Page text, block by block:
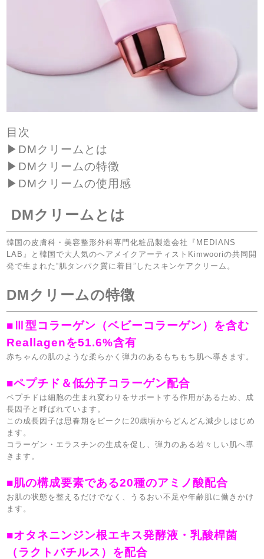
目次
▶︎ DMクリームとは
▶︎ DMクリームの特徴
▶︎ DMクリームの使用感
DMクリームとは
韓国の皮膚科・美容整形外科専門化粧品製造会社『 MEDIANS
LAB 』と韓国で大人気のヘアメイクアーティスト Kimwooriの共同開
発で生まれた“肌タンパク質に着目” したスキンケアクリーム。
DMクリームの特徴
■Ⅲ型コラーゲン（ベビーコラーゲン）を含む
Reallagenを51.6%含有
赤ちゃんの肌のような柔らかく弾力のあるもちもち肌へ導きます。
■ペプチド＆低分子コラーゲン配合
ペプチドは細胞の生まれ変わりをサポートする作用があるため、成
長因子と呼ばれています。
この成長因子は思春期をピークに 20歳頃からどんどん減少しはじめ
ます。
コラーゲン・エラスチンの生成を促し、弾力のある若々しい肌へ導
きます。
■肌の構成要素である20種のアミノ酸配合
お肌の状態を整えるだけでなく、うるおい不足や年齢肌に働きかけ
ます。
■オタネニンジン根エキス発酵液・乳酸桿菌
（ラクトバチルス）を配合